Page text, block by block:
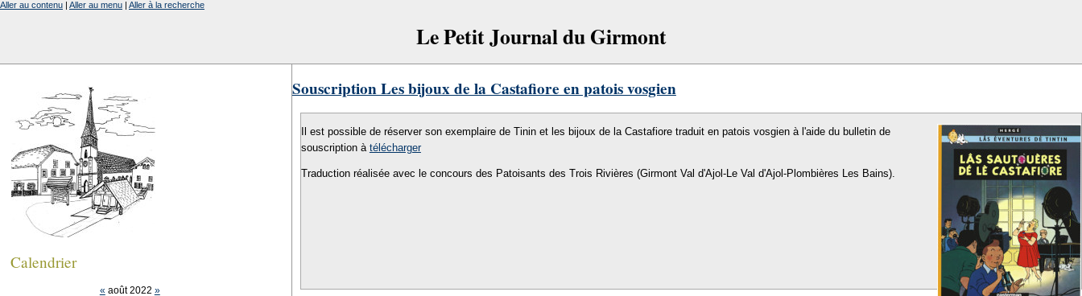
Le Petit Journal du Girmont
Aller au contenu | Aller au menu | Aller à la recherche
Souscription Les bijoux de la Castafiore en patois vosgien
Il est possible de réserver son exemplaire de Tinin et les bijoux de la Castafiore traduit en patois vosgien à l'aide du bulletin de
souscription à télécharger
Traduction réalisée avec le concours des Patoisants des Trois Rivières (Girmont Val d'Ajol-Le Val d'Ajol-Plombières Les Bains).
Calendrier
« août 2022 »